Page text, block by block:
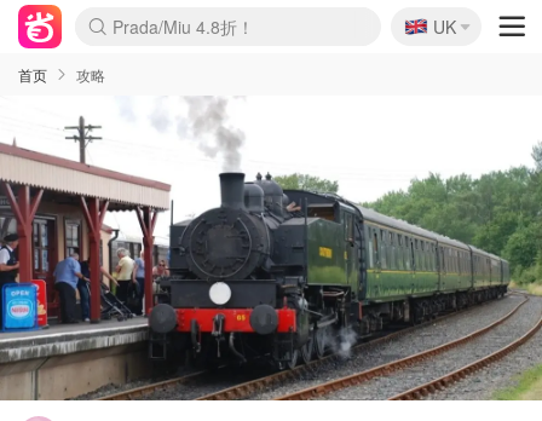
Prada/Miu 4.8折！
🇬🇧
UK
首页 攻略